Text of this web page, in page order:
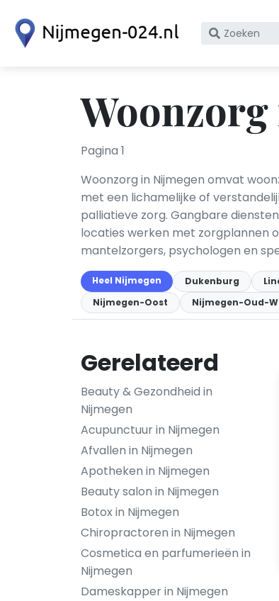
Zoek
KvK
nummer
Pagina 1
Woonzorg in Nijmegen omvat
met een lichamelijke of
palliatieve zorg. Gangbare
locaties werken met zorgplannen
mantelzorgers, psychologen en
Heel Nijmegen Dukenburg
Nijmegen-Oost
Nijmegen-Oud-
Gerelateerd
Beauty & Gezondheid in
Nijmegen
Acupunctuur in Nijmegen
Afvallen in Nijmegen
Apotheken in Nijmegen
Beauty salon in Nijmegen
Botox in Nijmegen
Chiropractoren in Nijmegen
Cosmetica en parfumerieën in
Nijmegen
Dameskapper in Nijmegen